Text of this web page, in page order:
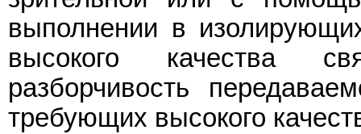
выполнении в
высокого качества
разборчивость
требующих высокого